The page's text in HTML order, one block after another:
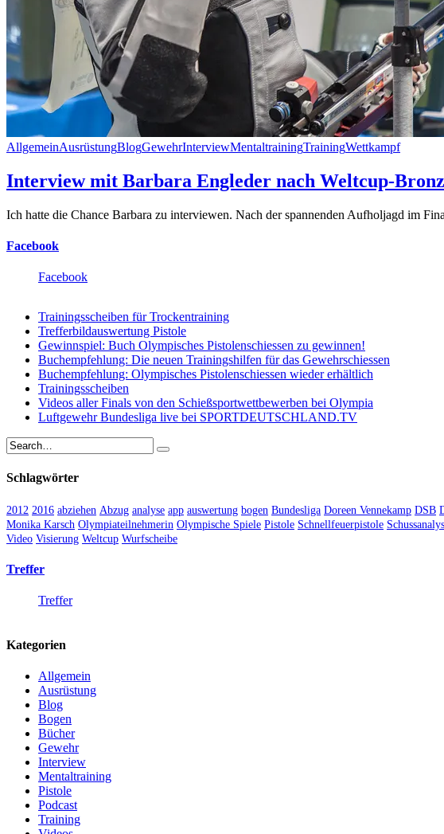
AllgemeinAusrüstungBlogGewehrInterviewMentaltrainingTrainingWettkampf
Interview mit Barbara Engleder nach Weltcup-
Ich hatte die Chance Barbara zu interviewen. Nach der spannenden Aufholjagd im
Facebook
Facebook
Trainingsscheiben für Trockentraining
Trefferbildauswertung Pistole
Gewinnspiel: Buch Olympisches Pistolenschiessen zu gewinnen!
Buchempfehlung: Die neuen Trainingshilfen für das Gewehrschiessen
Buchempfehlung: Olympisches Pistolenschiessen wieder erhältlich
Trainingsscheiben
Videos aller Finals von den Schießsportwettbewerben bei Olympia
Luftgewehr Bundesliga live bei SPORTDEUTSCHLAND.TV
Schlagwörter
2012 2016 abziehen Abzug analyse app auswertung bogen Bundesliga Doreen Vennekamp DSB
Monika Karsch Olympiateilnehmerin Olympische Spiele Pistole Schnellfeuerpistole
Video Visierung Weltcup Wurfscheibe
Treffer
Treffer
Kategorien
Allgemein
Ausrüstung
Blog
Bogen
Bücher
Gewehr
Interview
Mentaltraining
Pistole
Podcast
Training